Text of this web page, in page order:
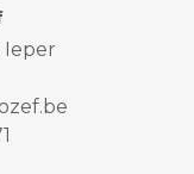
Ieper